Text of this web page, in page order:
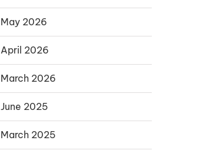
May 2026
April 2026
March 2026
June 2025
March 2025